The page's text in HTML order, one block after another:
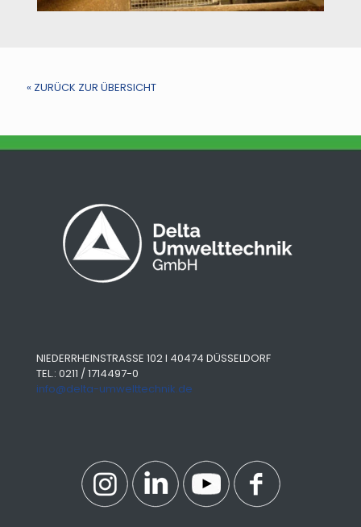
« ZURÜCK ZUR ÜBERSICHT
NIEDERRHEINSTRASSE 102 I 40474 DÜSSELDORF
TEL.: 0211 / 1714497-0
info@delta-umwelttechnik.de